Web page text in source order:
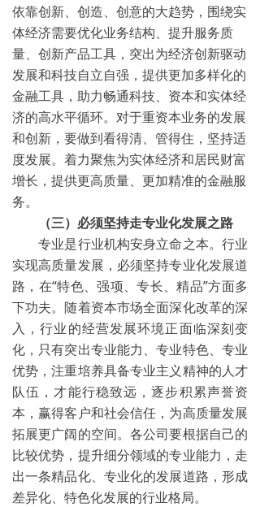
依靠创新、创造、创意的大趋势，围绕实
体经济需要优化业务结构、提升服务质
量、创新产品工具，突出为经济创新驱动
发展和科技自立自强，提供更加多样化的
金融工具，助力畅通科技、资本和实体经
济的高水平循环。对于重资本业务的发展
和创新，要做到看得清、管得住，坚持适
度发展。着力聚焦为实体经济和居民财富
增长，提供更高质量、更加精准的金融服
务。
（三）必须坚持走专业化发展之路
专业是行业机构安身立命之本。行业
实现高质量发展，必须坚持专业化发展道
路，在“特色、强项、专长、精品”方面多
下功夫。随着资本市场全面深化改革的深
入，行业的经营发展环境正面临深刻变
化，只有突出专业能力、专业特色、专业
优势，注重培养具备专业主义精神的人才
队伍，才能行稳致远，逐步积累声誉资
本，赢得客户和社会信任，为高质量发展
拓展更广阔的空间。各公司要根据自己的
比较优势，提升细分领域的专业能力，走
出一条精品化、专业化的发展道路，形成
差异化、特色化发展的行业格局。